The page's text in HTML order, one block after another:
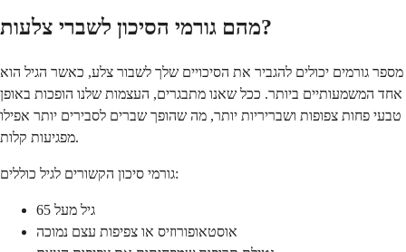
מהם גורמי הסיכון לשברי צלעות?
מספר גורמים יכולים להגביר את הסיכויים שלך לשבור צלע, כאשר הגיל הוא
אחד המשמעותיים ביותר. ככל שאנו מתבגרים, העצמות שלנו הופכות באופן
טבעי פחות צפופות ושבריריות יותר, מה שהופך שברים לסבירים יותר אפילו
מפגיעות קלות.
גורמי סיכון הקשורים לגיל כוללים:
גיל מעל 65
אוסטאופורוזיס או צפיפות עצם נמוכה